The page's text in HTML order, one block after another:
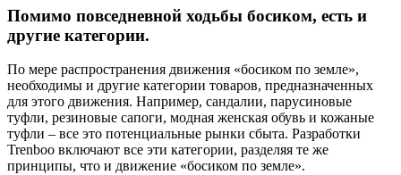
Помимо повседневной ходьбы босиком, есть и
другие категории.
По мере распространения движения «босиком по земле»,
необходимы и другие категории товаров, предназначенных
для этого движения. Например, сандалии, парусиновые
туфли, резиновые сапоги, модная женская обувь и кожаные
туфли – все это потенциальные рынки сбыта. Разработки
Trenboo включают все эти категории, разделяя те же
принципы, что и движение «босиком по земле».